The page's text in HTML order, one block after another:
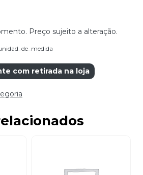
Preço sujeito a alteração.
com retirada na loja